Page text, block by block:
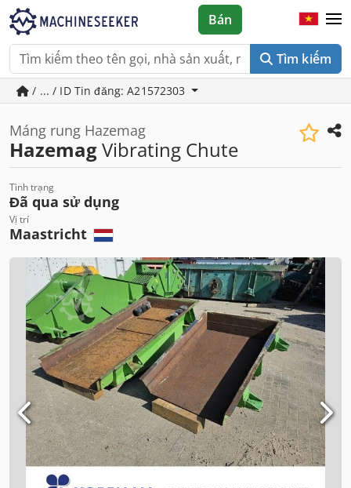
Tìm kiếm
Bán
/ ... / ID Tin đăng: A21572303
Máng rung Hazemag
HazemagVibrating Chute
Tình trạng
Đã qua sử dụng
Vị trí
Maastricht